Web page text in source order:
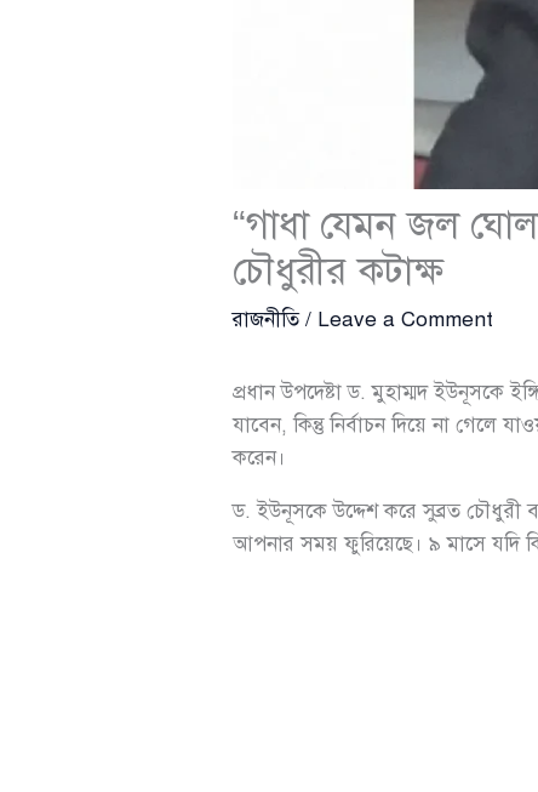
“গাধা যেমন জল
চৌধুরীর কটাক্ষ
রাজনীতি/ Leave a Comment
প্রধান উপদেষ্টা ড. মুহাম্মদ ইউনূসকে
যাবেন, কিন্তু নির্বাচন দিয়ে না গেলে
করেন।
ড. ইউনূসকে উদ্দেশ করে সুব্রত চৌধুরী
আপনার সময় ফুরিয়েছে। ৯ মাসে যদি